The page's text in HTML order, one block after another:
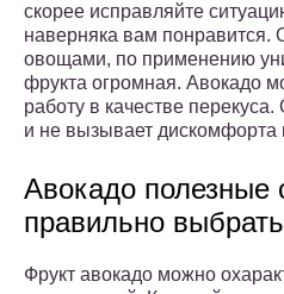
скорее исправляйте
наверняка вам понравится.
овощами, по применению
фрукта огромная. Авокадо
работу в качестве
и не вызывает дискомфорта
Авокадо полезные
правильно выбрать
Фрукт авокадо можно